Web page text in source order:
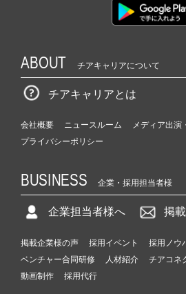
ABOUT チアキャリアについて
チアキャリアとは
会社概要 ニュースルーム
メディア出演
プライバシーポリシー
BUSINESS 企業・採用担当者様
企業担当者様へ 掲
掲載企業様の声 採用イベント 採用ノウ
ベンチャー合同研修
人材紹介 チアコネ
動画制作
採用代行